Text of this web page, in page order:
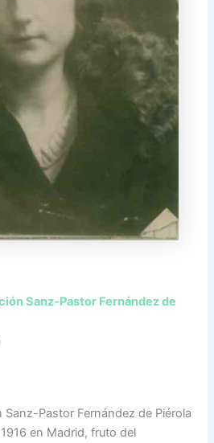
Sanz-Pastor Fernández de
Pastor Fernández de Piérola
en Madrid, fruto del